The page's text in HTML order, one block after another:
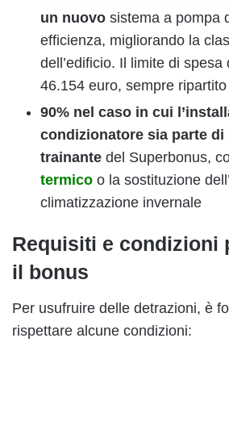
un nuovo sistema a pompa
efficienza, migliorando la
dell’edificio. Il limite di spesa
46.154 euro, sempre
90% nel caso in cui
condizionatore sia parte
trainante del Superbonus,
termico o la sostituzione
climatizzazione invernale
Requisiti e condizioni
il bonus
Per usufruire delle detrazioni, è
rispettare alcune condizioni: